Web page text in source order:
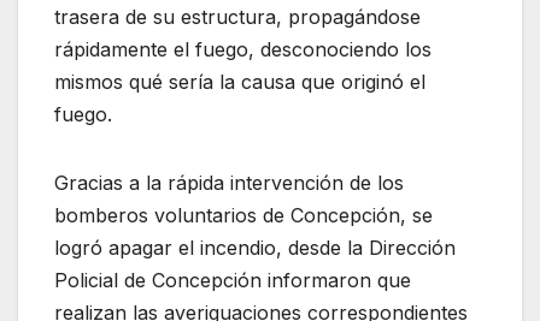
trasera de su estructura, propagándose
rápidamente el fuego, desconociendo los
mismos qué sería la causa que originó el
fuego.
Gracias a la rápida intervención de los
bomberos voluntarios de Concepción, se
logró apagar el incendio, desde la Dirección
Policial de Concepción informaron que
realizan las averiguaciones correspondientes